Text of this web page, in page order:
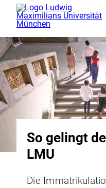
So gelingt
LMU
Die